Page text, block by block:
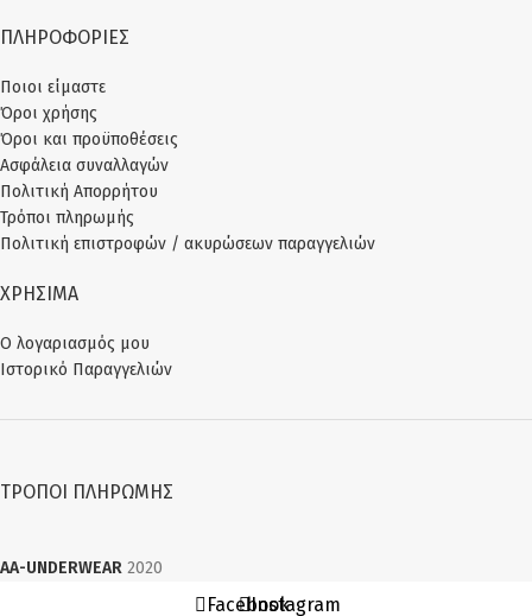
ΠΛΗΡΟΦΟΡΙΕΣ
Ποιοι είμαστε
Όροι χρήσης
Όροι και προϋποθέσεις
Ασφάλεια συναλλαγών
Πολιτική Απορρήτου
Τρόποι πληρωμής
Πολιτική επιστροφών / ακυρώσεων παραγγελιών
ΧΡΗΣΙΜΑ
Ο λογαριασμός μου
Ιστορικό Παραγγελιών
ΤΡΌΠΟΙ ΠΛΗΡΩΜΉΣ
AA-UNDERWEAR 2020
FacebookInstagram